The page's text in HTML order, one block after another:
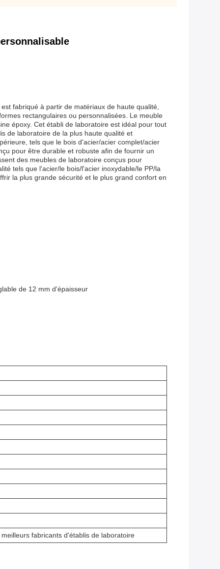
fabriqué à partir de matériaux de haute qualité,
rectangulaires ou personnalisées. Le meuble
époxy. Cet établi de laboratoire est idéal pour tout
de laboratoire de la plus haute qualité et
tels que le bois d'acier/acier complet/acier
pour être durable et robuste afin de fournir un
des meubles de laboratoire conçus pour
tels que l'acier/le bois/l'acier inoxydable/le PP/la
la plus grande sécurité et le plus grand confort en
de 12 mm d'épaisseur
fabricants d'établis de laboratoire